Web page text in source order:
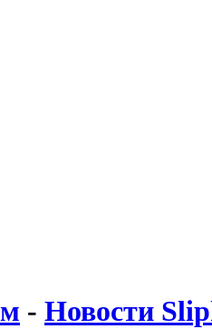
- Новости